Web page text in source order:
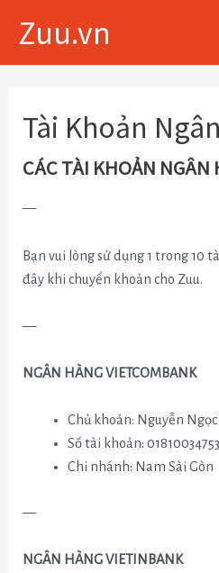
Zuu.vn
Tài Khoản
CÁC TÀI KHOẢN NGÂN
—
Bạn vui lòng sử dụng 1 trong 10
đây khi chuyển khoản cho Zuu.
—
NGÂN HÀNG VIETCOMBANK
Chủ khoản: Nguyễn
Số tài khoản:
Chi nhánh: Nam Sài Gòn
—
NGÂN HÀNG VIETINBANK